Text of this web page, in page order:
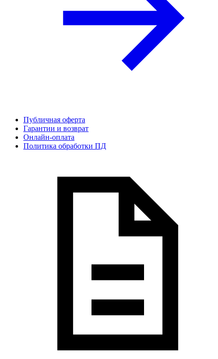
Публичная оферта
Гарантии и возврат
Онлайн-оплата
Политика обработки ПД